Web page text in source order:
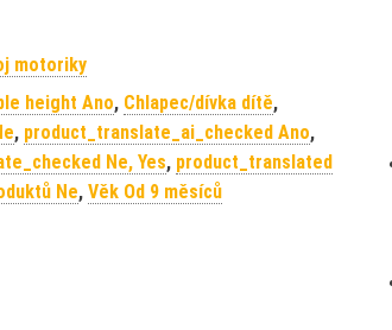
motoriky
height Ano, Chlapec/dívka dítě,
, product_translate_ai_checked Ano,
Ne, Yes, product_translated
Ne, Věk Od 9 měsíců